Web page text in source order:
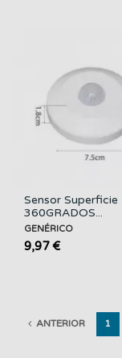
Sensor Superficie
360GRADOS...
GENÉRICO
9,97 €
ANTERIOR 1